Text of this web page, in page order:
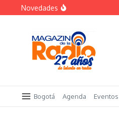
Saltar al contenido
Novedades
Despegar lanza
Bogotá Agenda Eventos